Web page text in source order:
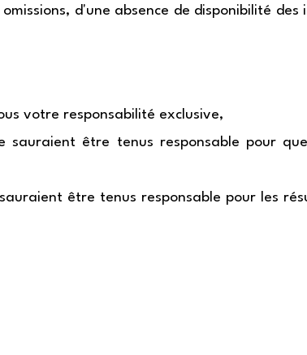
d'une absence de disponibilité
votre responsabilité exclusive,
sauraient être tenus responsable pour
être tenus responsable pour les